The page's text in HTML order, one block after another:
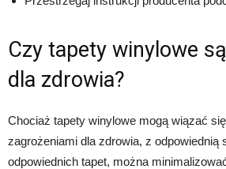
Czy tapety winylowe
dla zdrowia?
Chociaż tapety winylowe mogą wiązać
zagrożeniami dla zdrowia, z odpowiednią
odpowiednich tapet, można